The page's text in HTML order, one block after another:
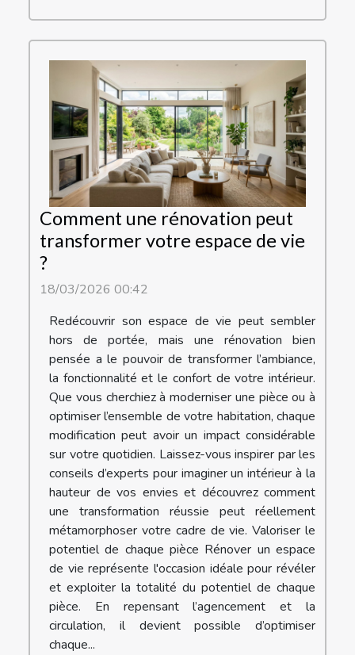
Comment une rénovation peut
transformer votre espace de vie
?
18/03/2026 00:42
Redécouvrir son espace de vie peut sembler
hors de portée, mais une rénovation bien
pensée a le pouvoir de transformer l’ambiance,
la fonctionnalité et le confort de votre intérieur.
Que vous cherchiez à moderniser une pièce ou à
optimiser l’ensemble de votre habitation, chaque
modification peut avoir un impact considérable
sur votre quotidien. Laissez-vous inspirer par les
conseils d’experts pour imaginer un intérieur à la
hauteur de vos envies et découvrez comment
une transformation réussie peut réellement
métamorphoser votre cadre de vie. Valoriser le
potentiel de chaque pièce Rénover un espace
de vie représente l'occasion idéale pour révéler
et exploiter la totalité du potentiel de chaque
pièce. En repensant l’agencement et la
circulation, il devient possible d’optimiser
chaque...